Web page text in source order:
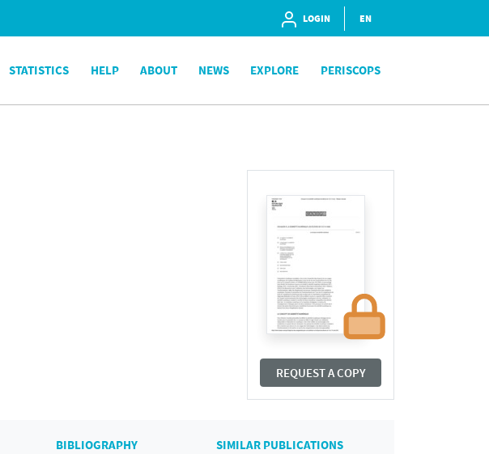
LOGIN EN
STATISTICS HELP ABOUT NEWS EXPLORE PERISCOPS
REQUEST A COPY
BIBLIOGRAPHY SIMILAR PUBLICATIONS